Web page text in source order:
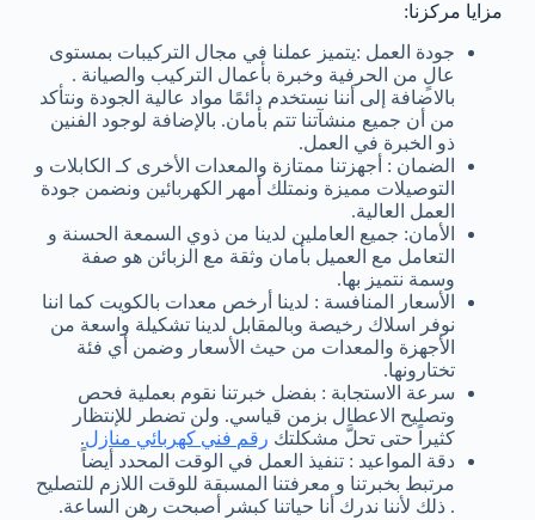
مزايا مركزنا:
جودة العمل :يتميز عملنا في مجال التركيبات بمستوى
عالٍ من الحرفية وخبرة بأعمال التركيب والصيانة .
بالاضافة إلى أننا نستخدم دائمًا مواد عالية الجودة ونتأكد
من أن جميع منشآتنا تتم بأمان. بالإضافة لوجود الفنين
ذو الخبرة في العمل.
الضمان : أجهزتنا ممتازة والمعدات الأخرى كـ الكابلات و
التوصيلات مميزة ونمتلك أمهر الكهربائين ونضمن جودة
العمل العالية.
الأمان: جميع العاملين لدينا من ذوي السمعة الحسنة و
التعامل مع العميل بأمان وثقة مع الزبائن هو صفة
وسمة نتميز بها.
الأسعار المنافسة : لدينا أرخص معدات بالكويت كما اننا
نوفر اسلاك رخيصة وبالمقابل لدينا تشكيلة واسعة من
الأجهزة والمعدات من حيث الأسعار وضمن أي فئة
تختارونها.
سرعة الاستجابة : بفضل خبرتنا نقوم بعملية فحص
وتصليح الاعطال بزمن قياسي. ولن تضطر للإنتظار
كثيراً حتى تحلَّ مشكلتك رقم فني كهربائي منازل.
دقة المواعيد : تنفيذ العمل في الوقت المحدد أيضاً
مرتبط بخبرتنا و معرفتنا المسبقة للوقت اللازم للتصليح
. ذلك لأننا ندرك أنا حياتنا كبشر أصبحت رهن الساعة.